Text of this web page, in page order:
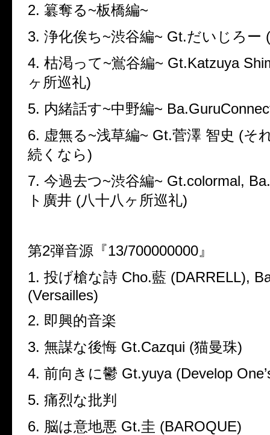
2. 簒奪る~板橋編~
3. 浄化俟ち~渋谷編~ Gt.だいじろー
4. 枯渇って~鴬谷編~ Gt.Katzuya
ヶ所巡礼)
5. 内緒話す~中野編~
6. 虚無る~浅草編~ Gt.菅澤 智史 (そ
続くなら)
7. 今過去つ~渋谷編~ Gt.colormal, Ba.
ト廣井 (八十八ヶ所巡礼)
第2弾音源『13/700000000 』
1. 投げ槍な詩 Cho.藍 (DARRELL),
(Versailles)
2. 即興的音楽
3. 無謀な後悔 Gt.Cazqui (猫曼珠)
4. 前向きに鬱 Gt.yuya (Develop One’
5. 痛烈な批判
6. 脳は意地悪 Gt.圭 (BAROQUE)